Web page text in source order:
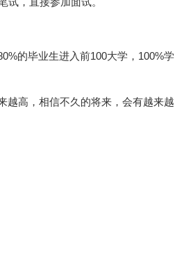
的毕业生进入前100大学，100%学
越高，相信不久的将来，会有越来越